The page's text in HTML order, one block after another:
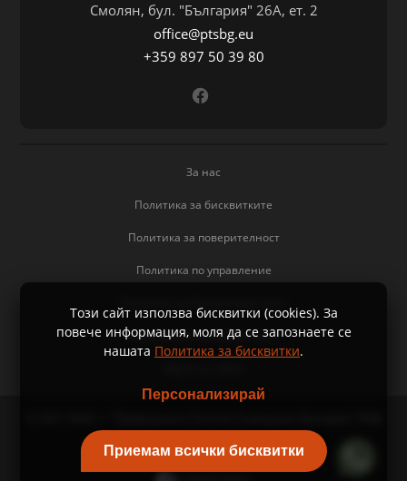
Смолян, бул. "България" 26А, ет. 2
office@ptsbg.eu
+359 897 50 39 80
За нас
Политика за бисквитките
Политика за поверителност
Политика по управление
Управление на бисквитките
Уеб дизайн и разработка:
Този сайт използва бисквитки (cookies). За
повече информация, моля да се запознаете се
нашaтa Политика за бисквитки.
Персонализирай
Приемам всички бисквитки